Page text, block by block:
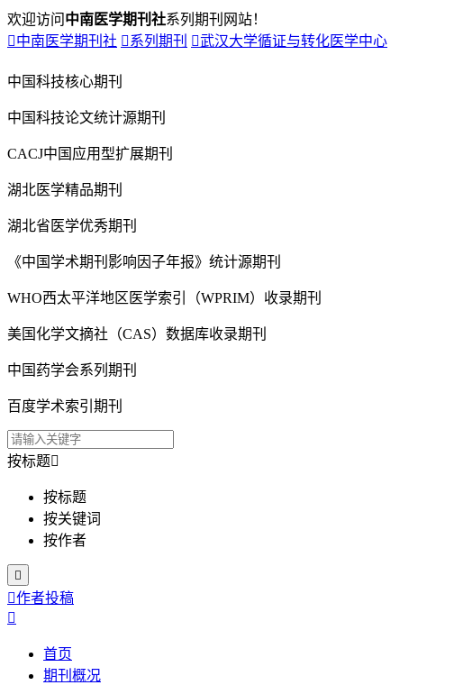
欢迎访问 中南医学期刊社系列期刊网站！
中南医学期刊社 系列期刊 武汉大学循证与转化医学中心
中国科技核心期刊
中国科技论文统计源期刊
CACJ中国应用型扩展期刊
湖北医学精品期刊
湖北省医学优秀期刊
《中国学术期刊影响因子年报》统计源期刊
WHO西太平洋地区医学索引（WPRIM）收录期刊
美国化学文摘社（CAS）数据库收录期刊
中国药学会系列期刊
百度学术索引期刊
按标题
按标题
按关键词
按作者

作者投稿

首页
期刊概况